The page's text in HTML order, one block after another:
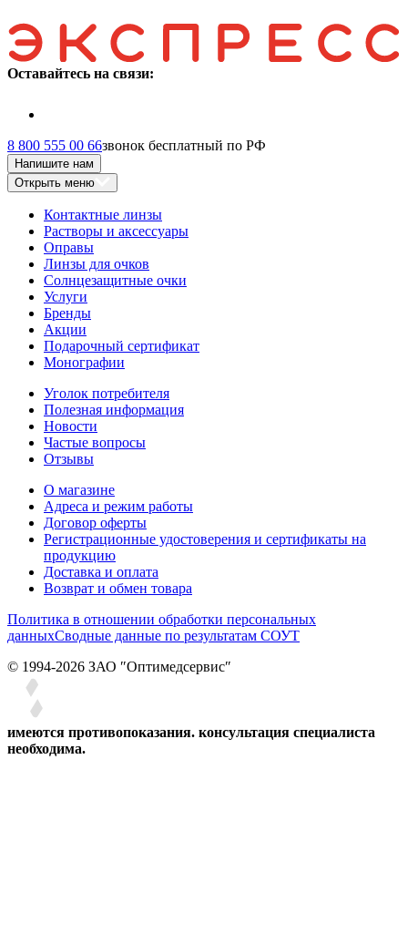
Оставайтесь на связи:
8 800 555 00 66звонок бесплатный по РФ
Напишите нам
Открыть меню
Контактные линзы
Растворы и аксессуары
Оправы
Линзы для очков
Солнцезащитные очки
Услуги
Бренды
Акции
Подарочный сертификат
Монографии
Уголок потребителя
Полезная информация
Новости
Частые вопросы
Отзывы
О магазине
Адреса и режим работы
Договор оферты
Регистрационные удостоверения и сертификаты на
продукцию
Доставка и оплата
Возврат и обмен товара
Политика в отношении обработки персональных
данныхСводные данные по результатам СОУТ
© 1994-2026 ЗАО ″Оптимедсервис″
имеются противопоказания. консультация специалиста
необходима.